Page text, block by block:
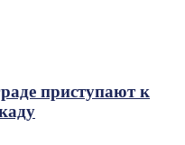
приступают к